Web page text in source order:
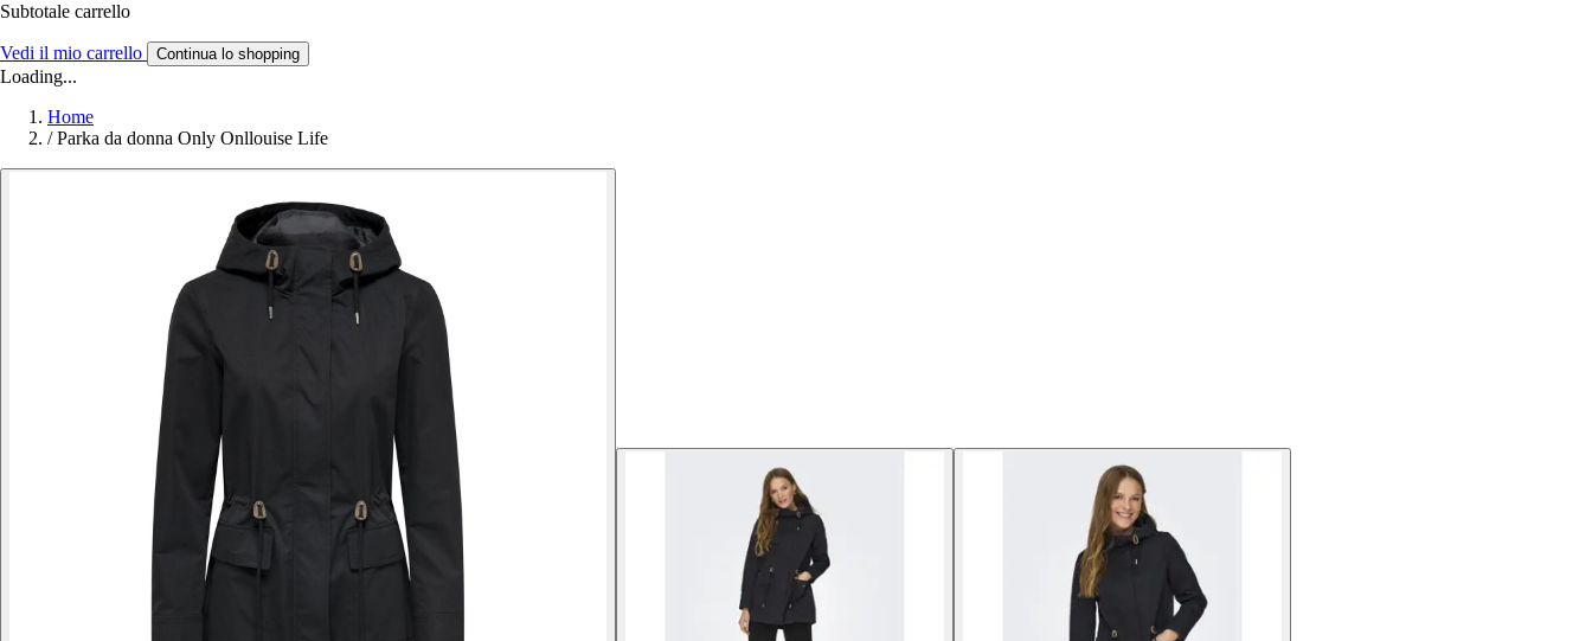
Subtotale carrello
Vedi il mio carrello Continua lo shopping
Loading...
Home
/ Parka da donna Only Onllouise Life